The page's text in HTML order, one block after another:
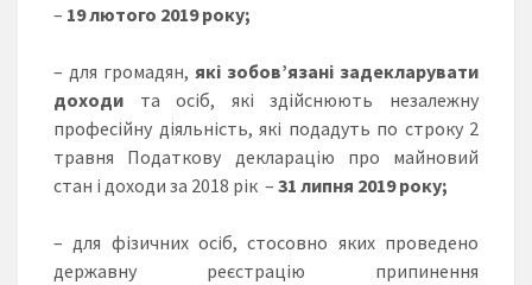
– 19лютого 2019 року;
– для громадян, які зобов’язані задекларувати
доходи та осіб, які здійснюють незалежну
професійну діяльність, які подадуть по строку 2
травня Податкову декларацію про майновий
стан і доходи за 2018 рік – 31 липня 2019 року;
– для фізичних осіб, стосовно яких проведено
державну реєстрацію припинення